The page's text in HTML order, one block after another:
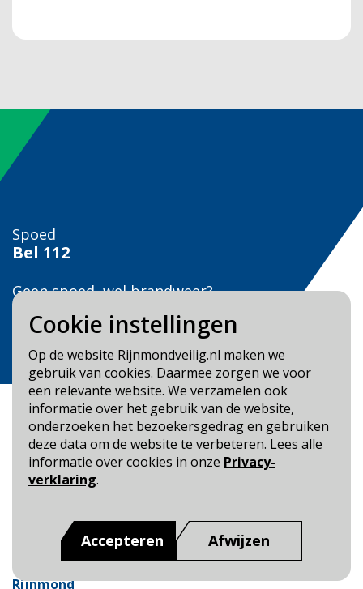
Cookie instellingen
Op de website Rijnmondveilig.nl maken we
gebruik van cookies. Daarmee zorgen we voor
een relevante website. We verzamelen ook
informatie over het gebruik van de website,
onderzoeken het bezoekersgedrag en gebruiken
deze data om de website te verbeteren. Lees alle
informatie over cookies in onze Privacy-
verklaring.
Accepteren Afwijzen
Spoed
Bel 112
Geen spoed, wel brandweer?
Bel
Veilig Leven?
Bel 0900-8387
Blijf op de hoogte
Toegankelijkheid
Dit is een website van:Veiligheidsregio Rotterdam-
Rijnmond